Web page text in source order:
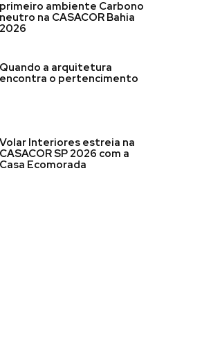
primeiro ambiente Carbono
neutro na CASACOR Bahia
2026
Quando a arquitetura
encontra o pertencimento
Volar Interiores estreia na
CASACOR SP 2026 com a
Casa Ecomorada